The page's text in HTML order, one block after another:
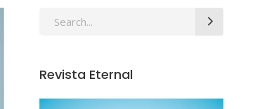
Revista Eternal